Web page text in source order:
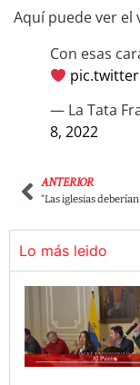
Aquí puede ver el
Con esas
— La Tata
8, 2022
ANTERIOR
Lo más leido